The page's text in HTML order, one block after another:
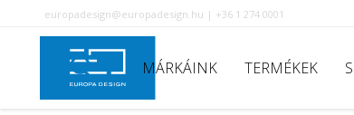
europadesign@europadesign.hu | +36 1 274 0001
MÁRKÁINK TERMÉKEK